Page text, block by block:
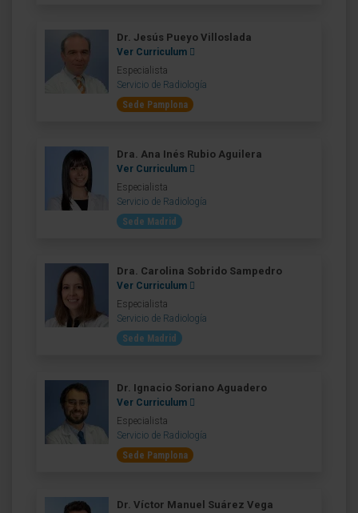
Dr. Jesús Pueyo Villoslada
Ver Curriculum
Especialista
Servicio de Radiología
Sede Pamplona
Dra. Ana Inés Rubio Aguilera
Ver Curriculum
Especialista
Servicio de Radiología
Sede Madrid
Dra. Carolina Sobrido Sampedro
Ver Curriculum
Especialista
Servicio de Radiología
Sede Madrid
Dr. Ignacio Soriano Aguadero
Ver Curriculum
Especialista
Servicio de Radiología
Sede Pamplona
Dr. Víctor Manuel Suárez Vega